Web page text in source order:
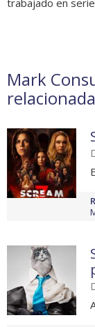
trabajado en
Mark